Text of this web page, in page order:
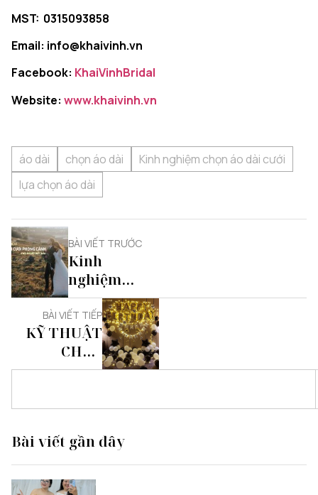
MST: 0315093858
Email: info@khaivinh.vn
Facebook: KhaiVinhBridal
Website: www.khaivinh.vn
áo dài chọn áo dài
Kinh nghiệm chọn áo dài cưới
lựa chọn áo dài
BÀI VIẾT TRƯỚC
Kinh
nghiệm
chụp ảnh
cưới phong
cảnh cho
người bắt
đầu
BÀI VIẾT TIẾP
KỸ THUẬT
CHỤP
HÌNH SINH
YẾU VÀ SỰ
Bài viết gần đây